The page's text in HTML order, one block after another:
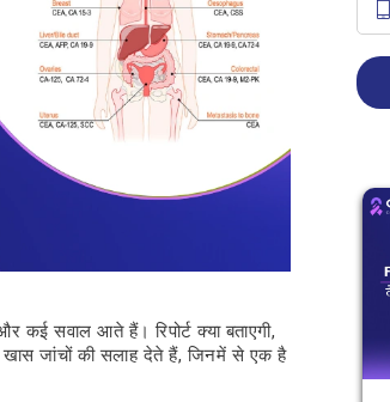
सवाल आते हैं। रिपोर्ट क्या बताएगी,
जांचों की सलाह देते हैं, जिनमें से एक है